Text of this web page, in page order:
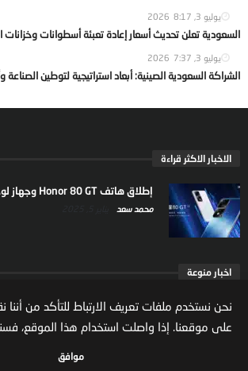
يوليو 3, 2026 8:17
السعودية تعلن تحديث أسعار إعادة تعبئة أسطوانات وخزانات
يوليو 3, 2026 7:37
الشراكة السعودية الصينية: أبعاد استراتيجية لتوطين الصناعة
الاخبار الاكثر قراءة
إطلاق هاتف Honor 80 GT وجهاز لوحي جديد
محمد سعد
اخبار منوعة
ارتفاع ملكية المستثمرين
مال واعمال
نحن نستخدم ملفات تعريف الارتباط للتأكد من أننا
على موقعنا. إذا واصلت استخدام هذا الموقع،
موافق